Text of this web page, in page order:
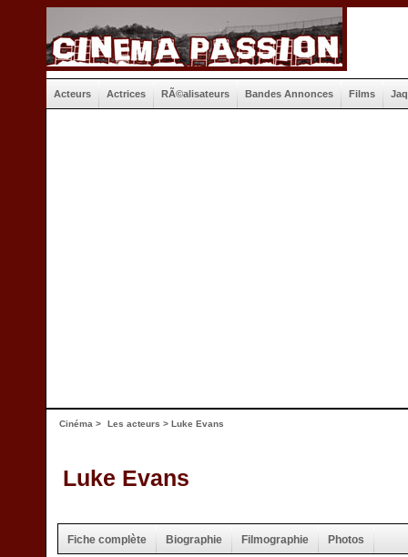
Acteurs Actrices RÃ©alisateurs Bandes Annonces Films
Cinéma > Les acteurs > Luke Evans
Luke Evans
Fiche complète Biographie Filmographie Photos